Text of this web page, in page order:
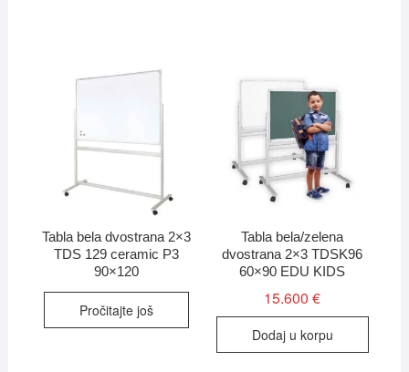
Tabla bela dvostrana 2×3
TDS 129 ceramic P3
90×120
Pročitajte još
Tabla bela/zelena
dvostrana 2×3 TDSK96
60×90 EDU KIDS
15.600€
Dodaj u korpu